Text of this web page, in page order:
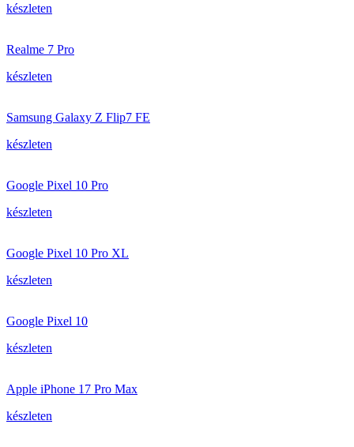
készleten
Realme 7 Pro
készleten
Samsung Galaxy Z Flip7 FE
készleten
Google Pixel 10 Pro
készleten
Google Pixel 10 Pro XL
készleten
Google Pixel 10
készleten
Apple iPhone 17 Pro Max
készleten